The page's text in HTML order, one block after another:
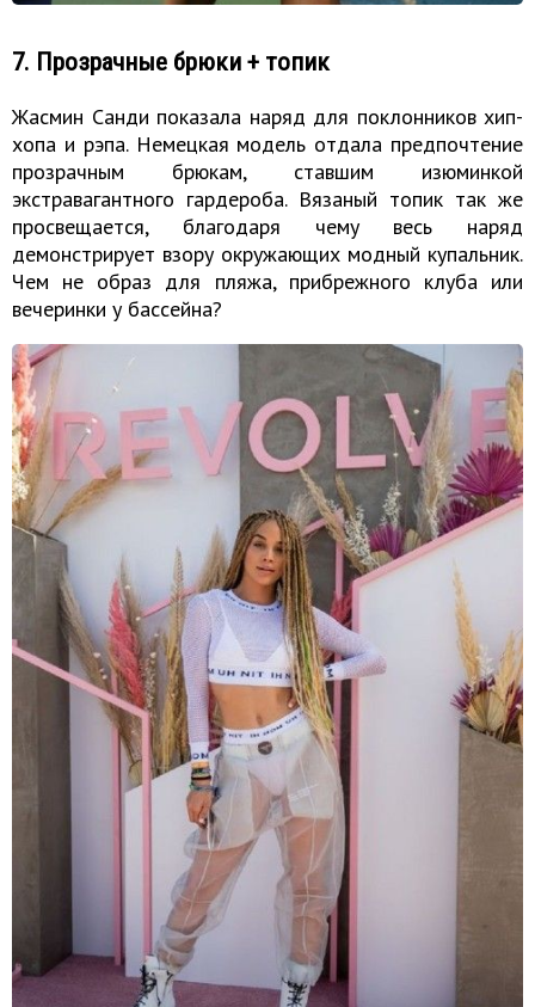
7. Прозрачные брюки + топик
Жасмин Санди показала наряд для поклонников хип-
хопа и рэпа. Немецкая модель отдала предпочтение
прозрачным брюкам, ставшим изюминкой
экстравагантного гардероба. Вязаный топик так же
просвещается, благодаря чему весь наряд
демонстрирует взору окружающих модный купальник.
Чем не образ для пляжа, прибрежного клуба или
вечеринки у бассейна?